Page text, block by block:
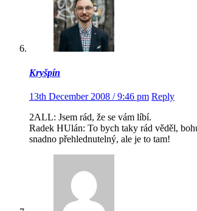
Kryšpín
13th December 2008 / 9:46 pm Reply
2ALL: Jsem rád, že se vám líbí.
Radek HUlán: To bych taky rád věděl,
snadno přehlednutelný, ale je to tam!